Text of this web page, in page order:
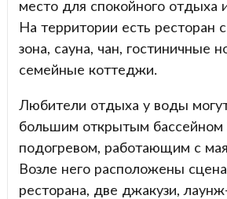
место для спокойного отдыха
На территории есть ресторан
зона, сауна, чан, гостиничные
семейные коттеджи.
Любители отдыха у воды
большим открытым бассейном
подогревом, работающим с
Возле него расположены
ресторана, две джакузи,